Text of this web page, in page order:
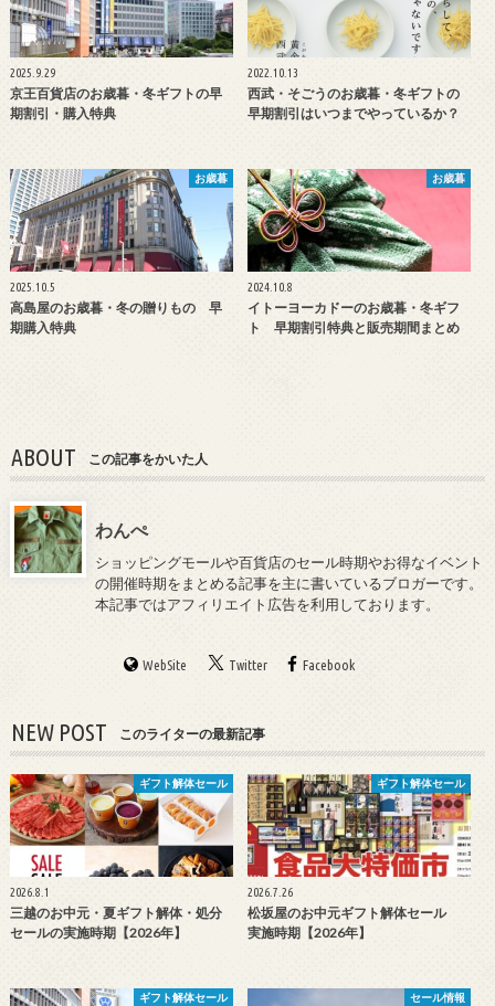
2025.9.29
京王百貨店のお歳暮・冬ギフトの早
期割引・購入特典
2022.10.13
西武・そごうのお歳暮・冬ギフトの
早期割引はいつまでやっているか？
お歳暮
2025.10.5
高島屋のお歳暮・冬の贈りもの 早
期購入特典
お歳暮
2024.10.8
イトーヨーカドーのお歳暮・冬ギフ
ト 早期割引特典と販売期間まとめ
ABOUT この記事をかいた人
わんぺ
ショッピングモールや百貨店のセール時期やお得なイベント
の開催時期をまとめる記事を主に書いているブロガーです。
本記事ではアフィリエイト広告を利用しております。
WebSite Twitter Facebook
NEW POST このライターの最新記事
ギフト解体セール
2026.8.1
三越のお中元・夏ギフト解体・処分
セールの実施時期【2026年】
ギフト解体セール
2026.7.26
松坂屋のお中元ギフト解体セール
実施時期【2026年】
ギフト解体セール セール情報